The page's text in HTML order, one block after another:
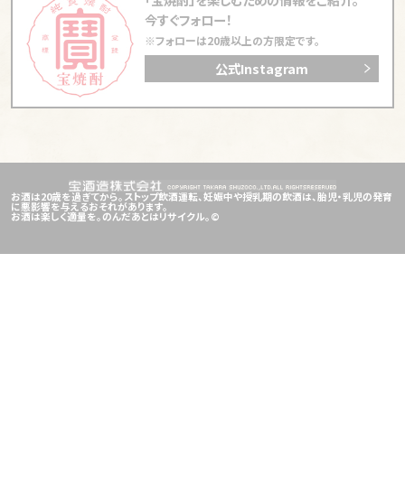
れない」常連が集う磯子の角打ち
【大阪「岡室酒店」】 7月11日角打ちの日 午後7時11
分に愛好者が乾杯した風景
【南千住「モリタヤ酒店」】東京の下町に天井まで男の
趣味で埋め尽くされた角打ちがある
と愛される横浜・鶴見の角打ち
【東京「内田屋西山福之助商店」】東京・芝のサラリーマ
ンが「王国」と呼んで日々集う角打ち
今すぐフォロー！
※フォローは20歳以上の方限定です。
公式Instagram
お酒は20歳を過ぎてから。ストップ飲酒運転、妊娠中や授乳期の飲酒は、胎児・乳児の発育
に悪影響を与えるおそれがあります。
お酒は楽しく適量を。のんだあとはリサイクル。©